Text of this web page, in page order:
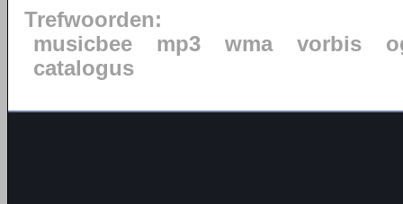
Trefwoorden:
musicbee
mp3 wma vorbis
catalogus